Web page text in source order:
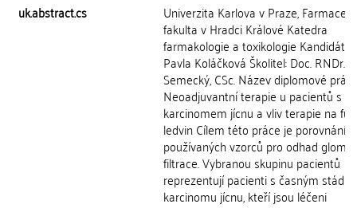
uk.abstract.cs
Univerzita Karlova v Praze,
fakulta v Hradci Králové Katedra
farmakologie a toxikologie Kandidát:
Pavla Koláčková Školitel: Doc. RNDr.
Semecký, CSc. Název diplomové
Neoadjuvantní terapie u pacientů s
karcinomem jícnu a vliv terapie na
ledvin Cílem této práce je porovnání
používaných vzorců pro odhad
filtrace. Vybranou skupinu pacientů
reprezentují pacienti s časným
karcinomu jícnu, kteří jsou léčeni